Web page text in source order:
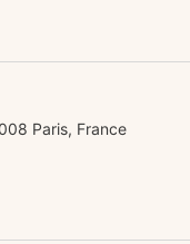
Paris, France